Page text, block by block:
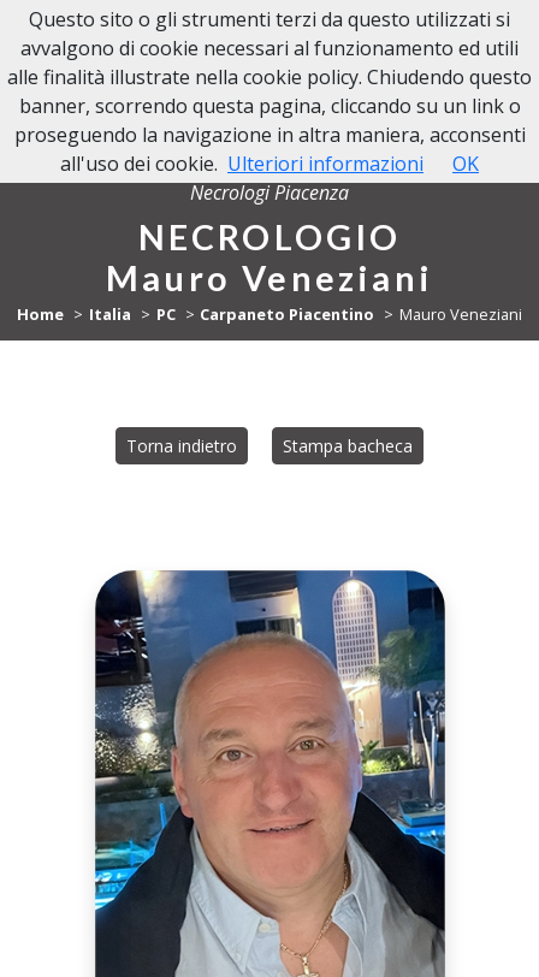
NECROLOGI PIACENZA
Necrologi Piacenza
NECROLOGIO
Mauro Veneziani
Home Italia PC Carpaneto Piacentino Mauro Veneziani
Torna indietro Stampa bacheca
Questo sito o gli strumenti terzi da questo utilizzati si
avvalgono di cookie necessari al funzionamento ed utili
alle finalità illustrate nella cookie policy. Chiudendo questo
banner, scorrendo questa pagina, cliccando su un link o
proseguendo la navigazione in altra maniera, acconsenti
all'uso dei cookie. Ulteriori informazioni OK